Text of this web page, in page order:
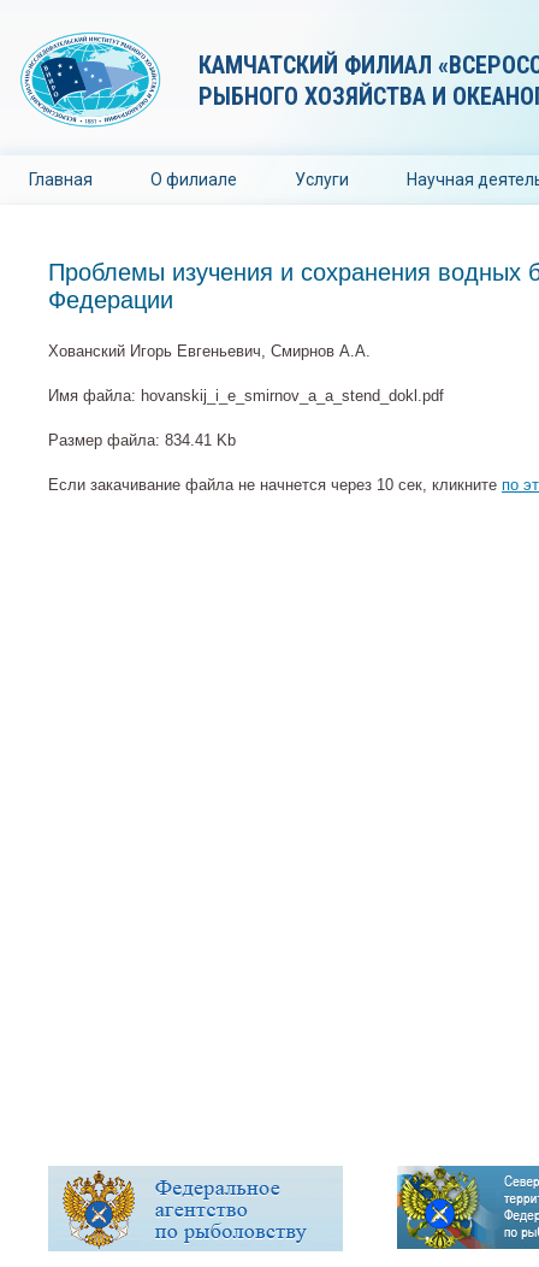
КАМЧАТСКИЙ ФИЛИАЛ
РЫБНОГО ХОЗЯЙСТВА И
Главная О филиале Услуги Научная
Проблемы изучения и сохранения водных
Федерации
Хованский Игорь Евгеньевич, Смирнов А.А.
Имя файла: hovanskij_i_e_smirnov_a_a_stend_dokl.pdf
Размер файла: 834.41 Kb
Если закачивание файла не начнется через 10 сек, кликните по